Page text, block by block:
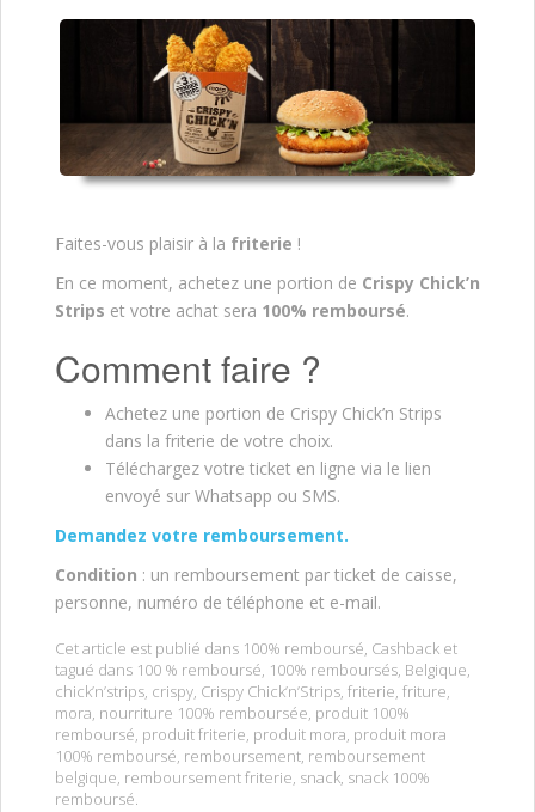
Faites-vous plaisir à la friterie !
En ce moment, achetez une portion de Crispy Chick’n
Strips et votre achat sera 100% remboursé.
Comment faire ?
Achetez une portion de Crispy Chick’n Strips
dans la friterie de votre choix.
Téléchargez votre ticket en ligne via le lien
envoyé sur Whatsapp ou SMS.
Demandez votre remboursement.
Condition : un remboursement par ticket de caisse,
personne, numéro de téléphone et e-mail.
Cet article est publié dans 100% remboursé, Cashback et
tagué dans 100 % remboursé, 100% remboursés, Belgique,
chick’n’strips, crispy, Crispy Chick’n’Strips, friterie, friture,
mora, nourriture 100% remboursée, produit 100%
remboursé, produit friterie, produit mora, produit mora
100% remboursé, remboursement, remboursement
belgique, remboursement friterie, snack, snack 100%
remboursé.